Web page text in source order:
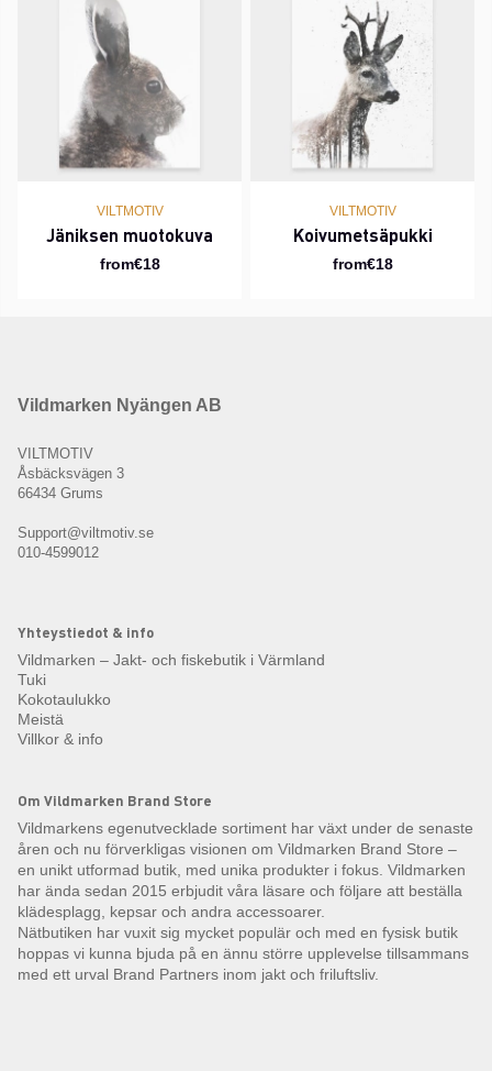
VILTMOTIV
Jäniksen muotokuva
from€18
VILTMOTIV
Koivumetsäpukki
from€18
Vildmarken Nyängen AB
VILTMOTIV
Åsbäcksvägen 3
66434 Grums
Support@viltmotiv.se
010-4599012
Yhteystiedot & info
Vildmarken – Jakt- och fiskebutik i Värmland
Tuki
Kokotaulukko
Meistä
Villkor & info
Om Vildmarken Brand Store
Vildmarkens egenutvecklade sortiment har växt under de senaste
åren och nu förverkligas visionen om Vildmarken Brand Store –
en unikt utformad butik, med unika produkter i fokus. Vildmarken
har ända sedan 2015 erbjudit våra läsare och följare att beställa
klädesplagg, kepsar och andra accessoarer.
Nätbutiken har vuxit sig mycket populär och med en fysisk butik
hoppas vi kunna bjuda på en ännu större upplevelse tillsammans
med ett urval Brand Partners inom jakt och friluftsliv.